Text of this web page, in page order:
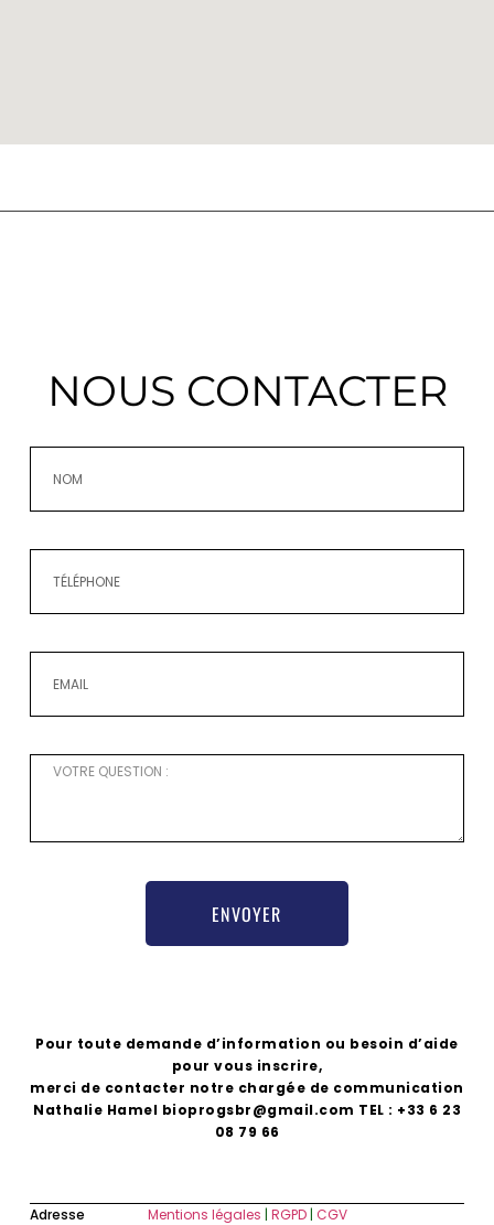
NOUS CONTACTER
ENVOYER
Pour toute demande d’information ou besoin d’aide
pour vous inscrire,
merci de contacter notre chargée de communication
Nathalie Hamel bioprogsbr@gmail.com TEL : +33 6 23
08 79 66
Adresse
Mentions légales | RGPD| CGV